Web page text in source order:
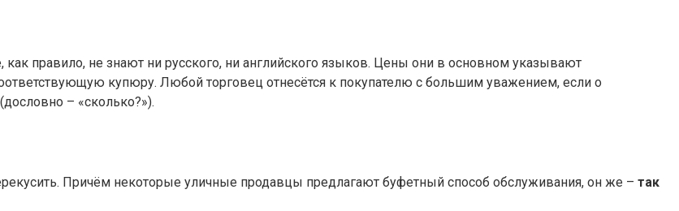
правило, не знают ни русского, ни английского языков. Цены они в основном указывают
купюру. Любой торговец отнесётся к покупателю с большим уважением, если о
– «сколько?»).
Причём некоторые уличные продавцы предлагают буфетный способ обслуживания, он же – так